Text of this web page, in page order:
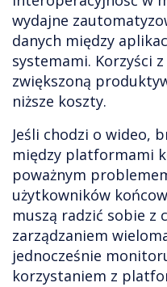
wydajne
danych między
systemami. Korzyści
zwiększoną
niższe koszty.
Jeśli chodzi o wideo,
między platformami
poważnym
użytkowników
muszą radzić sobie z
zarządzaniem
jednocześnie
korzystaniem z